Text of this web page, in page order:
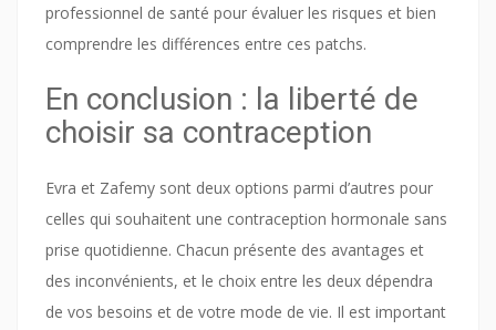
professionnel de santé pour évaluer les risques et bien
comprendre les différences entre ces patchs.
En conclusion : la liberté de
choisir sa contraception
Evra et Zafemy sont deux options parmi d’autres pour
celles qui souhaitent une contraception hormonale sans
prise quotidienne. Chacun présente des avantages et
des inconvénients, et le choix entre les deux dépendra
de vos besoins et de votre mode de vie. Il est important